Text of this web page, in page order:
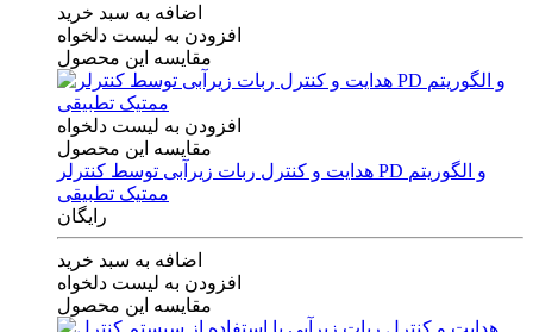
اضافه به سبد خرید
افزودن به لیست دلخواه
مقایسه این محصول
افزودن به لیست دلخواه
مقایسه این محصول
هدایت و کنترل ربات زیرآبی توسط کنترلر PD و الگوریتم
ممتیک تطبیقی
رایگان
اضافه به سبد خرید
افزودن به لیست دلخواه
مقایسه این محصول